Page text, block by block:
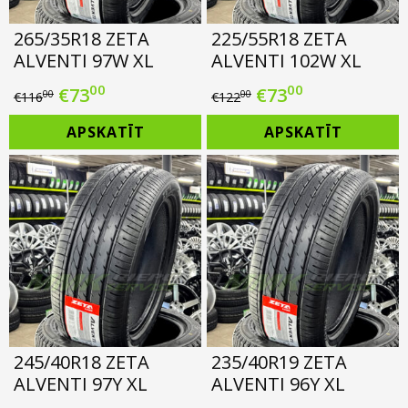
265/35R18 ZETA
ALVENTI 97W XL
€11600 Original
price
was:
€116.00.
€7300
price
is:
€73.00.
APSKATĪT
225/55R18 ZETA
ALVENTI 102W XL
€12200 Original
price
was:
€122.00.
€7300
price
is:
€73.00.
APSKATĪT
245/40R18 ZETA
ALVENTI 97Y XL
235/40R19 ZETA
ALVENTI 96Y XL